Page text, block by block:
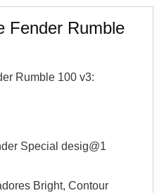
Fender Rumble
Rumble 100 v3:
Special desig@1
Bright, Contour